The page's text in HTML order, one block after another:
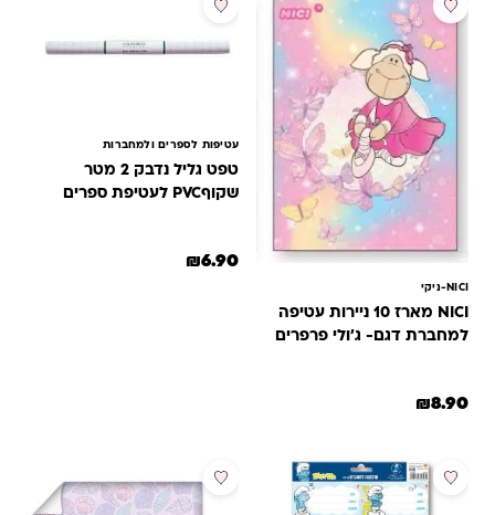
NICI-ניקי
NICI מארז 10 ניירות עטיפה
למחברת דגם- ג'ולי פרפרים
₪8.90
עטיפות לספרים ולמחברות
טפט גליל נדבק 2 מטר
שקוףPVC לעטיפת ספרים
₪6.90
מבצע מבצע